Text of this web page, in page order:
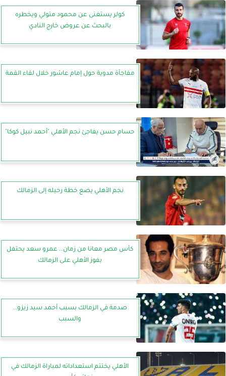
كولر يستغنى عن محمود متولي ويخطره
بالبحث عن عروض خارج النادي
مفاجأة مدوية حول إمام عاشور خلال لقاء القمة
حسام حسن يفاجئ نجم الأهلي "أحمد نبيل كوكا"
نجم الأهلي يضع خطة رحيله إلى الزمالك
كأس مصر معانا من زمان.. عمرو سعد يحتفل
بفوز الأهلي على الزمالك
صدمة في الزمالك بسبب أحمد سيد زيزو..
والسبب
الأهلي يختتم استعداداته لمباراة الزمالك في